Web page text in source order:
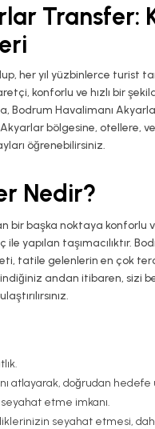
Transfer:
her yıl yüzbinlerce turist
konforlu ve hızlı bir
Bodrum Havalimanı
bölgesine, otellere,
öğrenebilirsiniz.
Nedir?
başka noktaya konforlu
yapılan taşımacılıktır.
tatile gelenlerin en çok
andan itibaren, sizi
atlayarak, doğrudan
etme imkanı.
seyahat etmesi,